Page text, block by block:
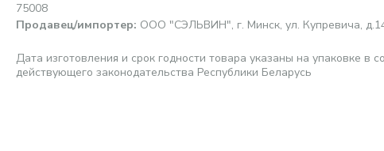
75008
Продавец/импортер: ООО "СЭЛЬВИН", г. Минск, ул. Купревича,
Дата изготовления и срок годности товара указаны на упаковке в
действующего законодательства Республики Беларусь